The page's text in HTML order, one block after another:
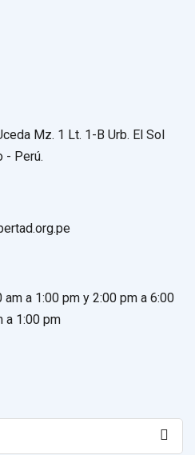
Mz. 1 Lt. 1-B Urb. El Sol
- Perú.
a 1:00 pm y 2:00 pm a 6:00
a 1:00 pm